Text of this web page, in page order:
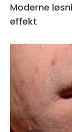
Moderne
effekt